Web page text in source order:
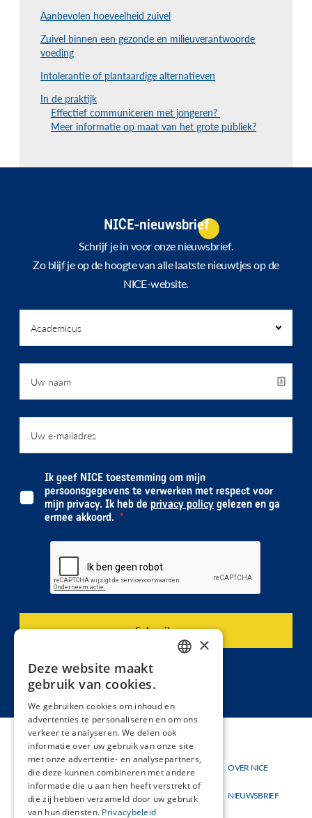
Aanbevolen hoeveelheid zuivel
Zuivel binnen een gezonde en milieuverantwoorde
voeding
Intolerantie of plantaardige alternatieven
In de praktijk
Effectief communiceren met jongeren?
Meer informatie op maat van het grote publiek?
NICE-nieuwsbrief
Schrijf je in voor onze nieuwsbrief.
Zo blijf je op de hoogte van alle laatste nieuwtjes op de
NICE-website.
Ik geef NICE toestemming om mijn
persoonsgegevens te verwerken met respect voor
mijn privacy. Ik heb de privacy policy gelezen en ga
ermee akkoord.
Hoofdnavigatie
Thema's
Materialen
Nieuw
Topmenu
OVER NICE
NIEUWSBRIEF
×
Deze website maakt
gebruik van cookies.
We gebruiken cookies om inhoud en
advertenties te personaliseren en om ons
verkeer te analyseren. We delen ook
informatie over uw gebruik van onze site
met onze advertentie- en analysepartners,
die deze kunnen combineren met andere
informatie die u aan hen heeft verstrekt of
die zij hebben verzameld door uw gebruik
van hun diensten. Privacybeleid